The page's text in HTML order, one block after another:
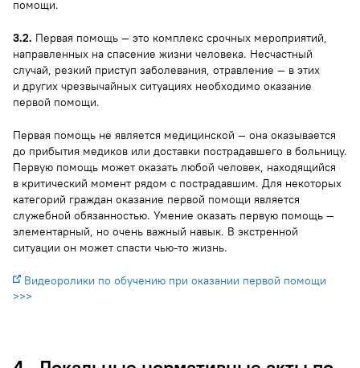
помощи.
3.2. Первая помощь — это комплекс срочных мероприятий,
направленных на спасение жизни человека. Несчастный
случай, резкий приступ заболевания, отравление — в этих
и других чрезвычайных ситуациях необходимо оказание
первой помощи.
Первая помощь не является медицинской — она оказывается
до прибытия медиков или доставки пострадавшего в больницу.
Первую помощь может оказать любой человек, находящийся
в критический момент рядом с пострадавшим. Для некоторых
категорий граждан оказание первой помощи является
служебной обязанностью. Умение оказать первую помощь —
элементарный, но очень важный навык. В экстренной
ситуации он может спасти чью-то жизнь.
Видеоролики по обучению при оказании первой помощи
>>>